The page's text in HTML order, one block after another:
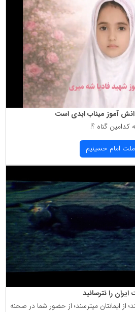
آموز میناب ابدی است
كدامین گناه ؟!
امام حسینیم
را نترسانید
از ایمانتان میترسند؛ از حضور شما در صحنه